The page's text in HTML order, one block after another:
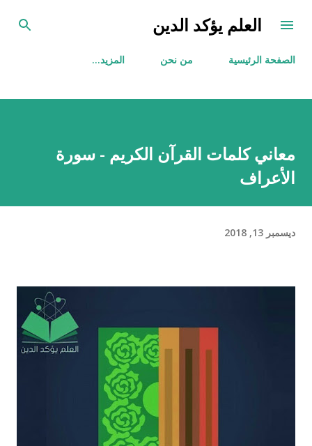
التخطي إلى المحتوى الرئيسي
العلم يؤكد الدين
الصفحة الرئيسية من نحن ‏المزيد…
معاني كلمات القرآن الكريم - سورة
الأعراف
ديسمبر 13, 2018